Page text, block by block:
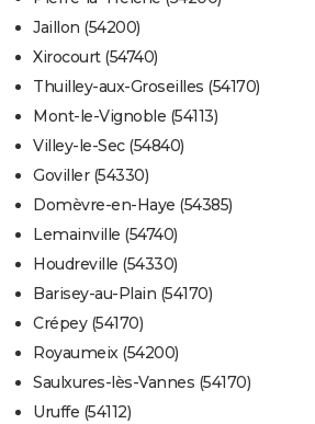
Jaillon (54200)
Xirocourt (54740)
Thuilley-aux-Groseilles (54170)
Mont-le-Vignoble (54113)
Villey-le-Sec (54840)
Goviller (54330)
Domèvre-en-Haye (54385)
Lemainville (54740)
Houdreville (54330)
Barisey-au-Plain (54170)
Crépey (54170)
Royaumeix (54200)
Saulxures-lès-Vannes (54170)
Uruffe (54112)